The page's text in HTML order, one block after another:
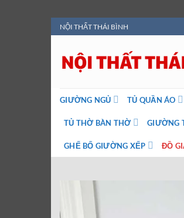
Bỏ
qua
nội
dung
NỘI THẤT THÁI BÌNH
GIƯỜNG NGỦ TỦ QUẦN ÁO
TỦ THỜ BÀN THỜ GIƯỜNG
GHẾ BỐ GIƯỜNG XẾP ĐỒ